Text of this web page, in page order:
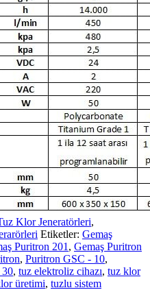
Klor Jeneratörleri,
Etiketler: Gemaş
Puritron 201 , Gemaş Puritron
, Puritron GSC - 10,
, tuz elektroliz cihazı, tuz klor
üretimi, tuzlu sistem